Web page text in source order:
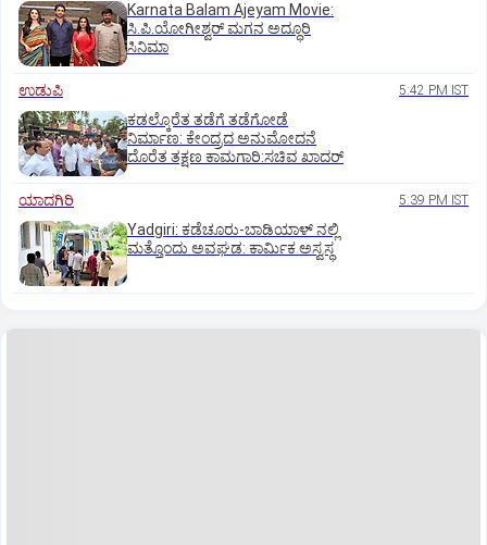
Karnata Balam Ajeyam Movie:
ಸಿ.ಪಿ.ಯೋಗೀಶ್ವರ್‌ ಮಗನ ಅದ್ಧೂರಿ
ಸಿನಿಮಾ
ಉಡುಪಿ 5:42 PM IST
ಕಡಲ್ಕೊರೆತ ತಡೆಗೆ ತಡೆಗೋಡೆ
ನಿರ್ಮಾಣ: ಕೇಂದ್ರದ ಅನುಮೋದನೆ
ದೊರೆತ ತಕ್ಷಣ ಕಾಮಗಾರಿ:ಸಚಿವ ಖಾದರ್
ಯಾದಗಿರಿ 5:39 PM IST
Yadgiri: ಕಡೆಚೂರು-ಬಾಡಿಯಾಳ್ ನಲ್ಲಿ
ಮತ್ತೊಂದು ಅವಘಡ: ಕಾರ್ಮಿಕ ಅಸ್ವಸ್ಥ